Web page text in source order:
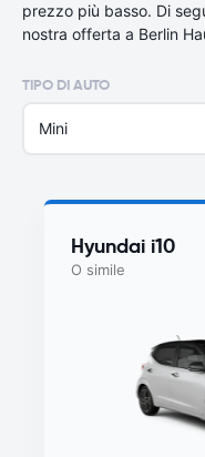
prezzo più basso. Di
nostra offerta a Berlin
TIPO DI AUTO
Mini
Hyundai i10
O simile